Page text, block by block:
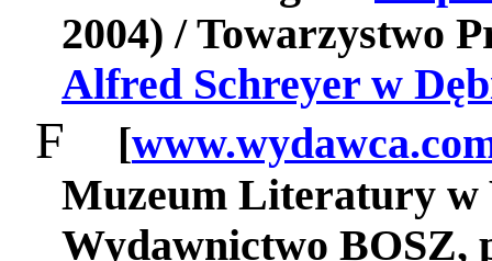
2004) / Towarzystwo
Alfred Schreyer w
F [
Muzeum Literatury w
Wydawnictwo BOSZ,